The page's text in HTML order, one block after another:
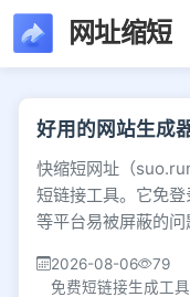
网址缩短
文章
好用的网站生成
快缩短网址（
短链接工具。它免
等平台易被屏蔽的
2026-08-06
79
免费短链接生成工